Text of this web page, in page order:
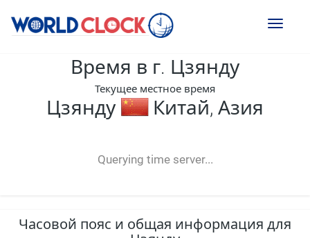
Toggle
Время в г. Цзянду
Текущее местное время
Цзянду Китай, Азия
Querying time server...
-- ---- ----
Часовой пояс и общая информация для